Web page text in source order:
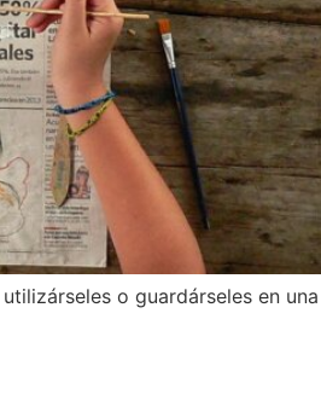
o guardárseles en